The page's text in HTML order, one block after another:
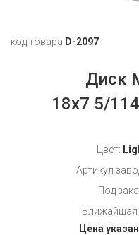
код товара D-2097
Диск
18x7 5/
Цвет:
Артикул
Под
Ближайшая
Цена